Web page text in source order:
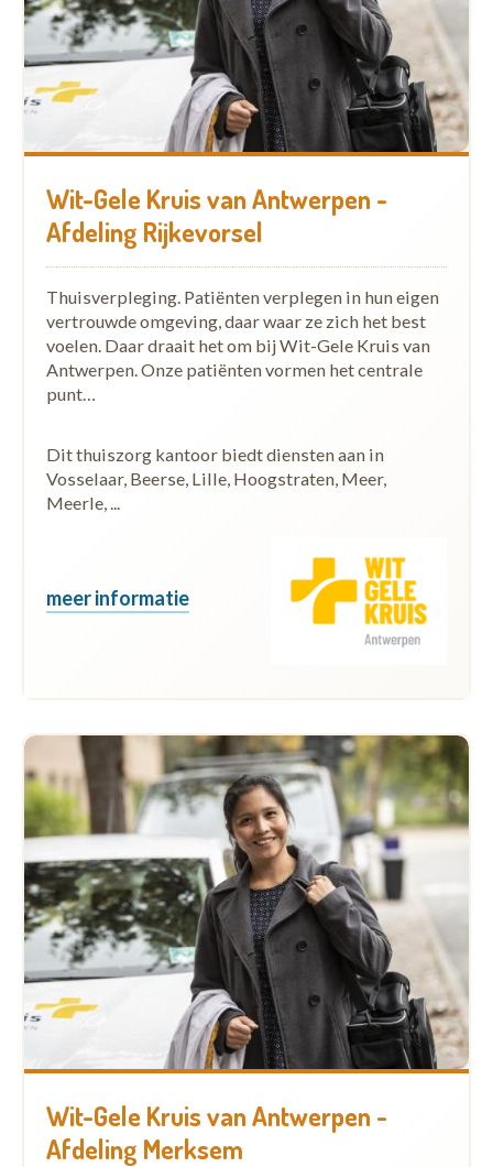
Wit-Gele Kruis van Antwerpen -
Afdeling Rijkevorsel
Thuisverpleging. Patiënten verplegen in hun eigen
vertrouwde omgeving, daar waar ze zich het best
voelen. Daar draait het om bij Wit-Gele Kruis van
Antwerpen. Onze patiënten vormen het centrale
punt…
Dit thuiszorg kantoor biedt diensten aan in
Vosselaar, Beerse, Lille, Hoogstraten, Meer,
Meerle, ...
meer informatie
Wit-Gele Kruis van Antwerpen -
Afdeling Merksem